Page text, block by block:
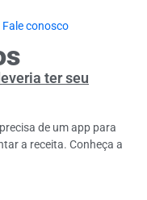
Fale conosco
ter seu
de um app para
a receita. Conheça a